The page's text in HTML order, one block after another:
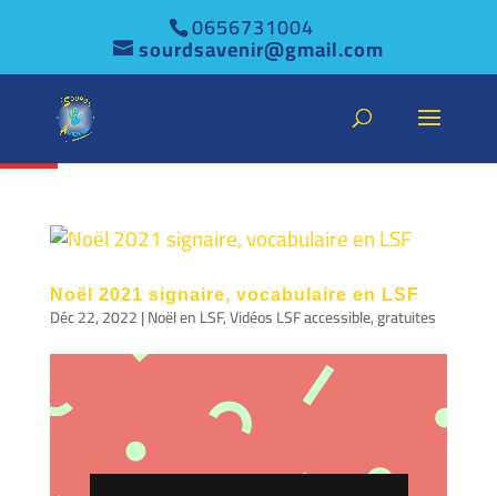
Ouvrir la barre d’outils
0656731004
sourdsavenir@gmail.com
Noël 2021 signaire, vocabulaire en LSF
Déc 22, 2022|Noël en LSF,Vidéos LSF accessible, gratuites